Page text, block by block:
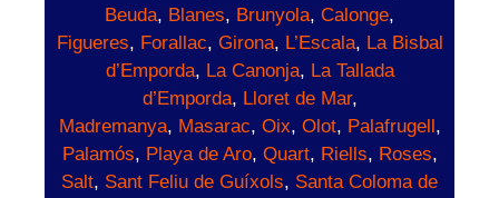
Beuda, Blanes, Brunyola, Calonge,
Figueres, Forallac, Girona, L’Escala, La Bisbal
d’Emporda, La Canonja, La Tallada
d’Emporda, Lloret de Mar,
Madremanya, Masarac, Oix, Olot, Palafrugell,
Palamós, Playa de Aro, Quart, Riells, Roses,
Salt, Sant Feliu de Guíxols, Santa Coloma de